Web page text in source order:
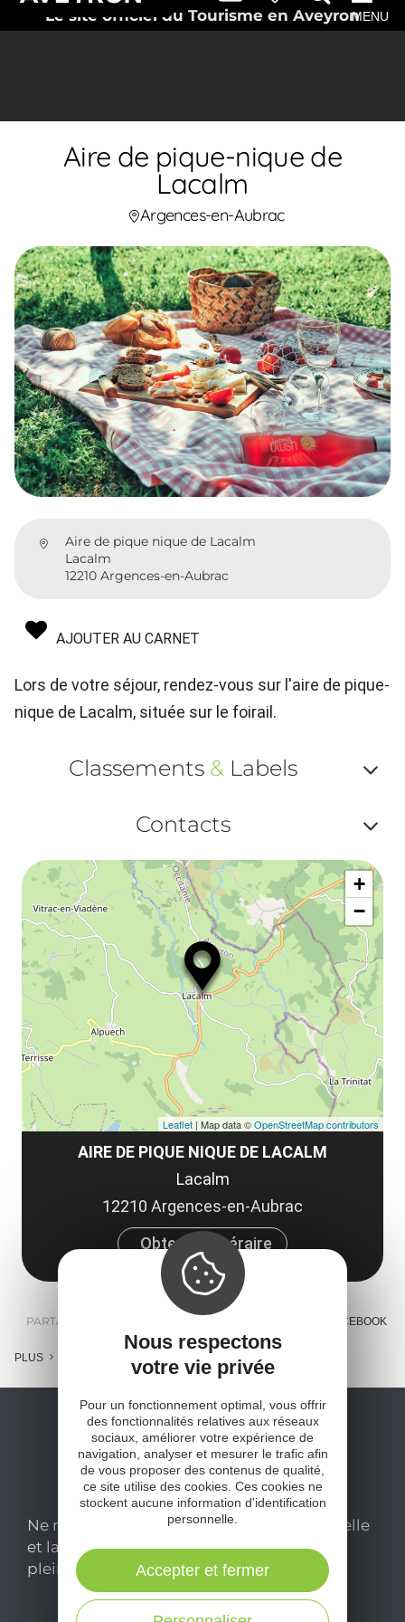
Le site officiel du Tourisme en AveyronMENU
Aire de pique-nique de
Lacalm
Argences-en-Aubrac
Aire de pique nique de Lacalm
Lacalm
12210 Argences-en-Aubrac
AJOUTER AU CARNET
Lors de votre séjour, rendez-vous sur l'aire de pique-
nique de Lacalm, située sur le foirail.
Classements &Labels
ou
Contacts
ou
AIRE DE PIQUE NIQUE DE LACALM
Lacalm
12210 Argences-en-Aubrac
Obtenir l'itinéraire
+
−
Leaflet | Map data ©OpenStreetMap contributors
PARTAGER : FACEBOOK
PLUS
Ne manquez pas notre newsletter mensuelle
et laissez-vous inspirer pour profiter
pleinement de votre séjour en Aveyron.
Nous respectons
votre vie privée
Pour un fonctionnement optimal, vous offrir
des fonctionnalités relatives aux réseaux
sociaux, améliorer votre expérience de
navigation, analyser et mesurer le trafic afin
de vous proposer des contenus de qualité,
ce site utilise des cookies. Ces cookies ne
stockent aucune information d'identification
personnelle.
Accepter et fermer